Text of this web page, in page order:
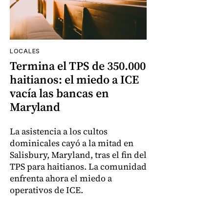
LOCALES
Termina el TPS de 350.000
haitianos: el miedo a ICE
vacía las bancas en
Maryland
La asistencia a los cultos
dominicales cayó a la mitad en
Salisbury, Maryland, tras el fin del
TPS para haitianos. La comunidad
enfrenta ahora el miedo a
operativos de ICE.